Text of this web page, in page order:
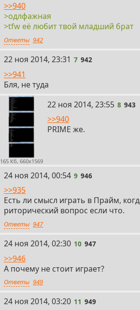
>>940
>одлфажная
>tfw её любит твой младший брат
Ответы 942
7
22 ноя 2014, 23:31 7 942
>>941
Бля, не туда
165 Кб, 660x1569
8
22 ноя 2014, 23:55 8 943
>>940
PRIME же.
9
24 ноя 2014, 00:54 9 946
>>935
Есть ли смысл играть в Прайм,
риторический вопрос если что.
Ответы 947
10
24 ноя 2014, 02:30 10 947
>>946
А почему не стоит играет?
Ответы 949
11
24 ноя 2014, 03:20 11 949